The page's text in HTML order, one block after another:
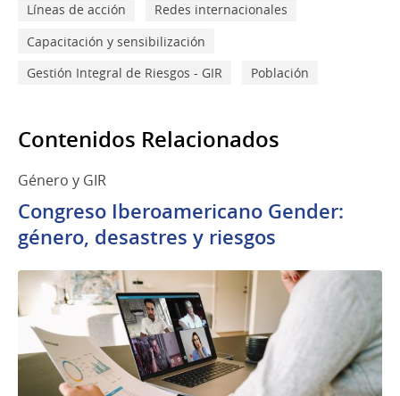
Líneas de acción
Redes internacionales
Capacitación y sensibilización
Gestión Integral de Riesgos - GIR
Población
Contenidos Relacionados
Género y GIR
Congreso Iberoamericano Gender:
género, desastres y riesgos